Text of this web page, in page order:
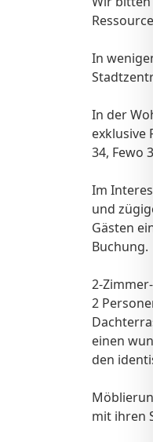
In
In der
exklusive
34, Fewo
Im
und
Gästen
Buchung.
2-
2
einen
den
mit ihren